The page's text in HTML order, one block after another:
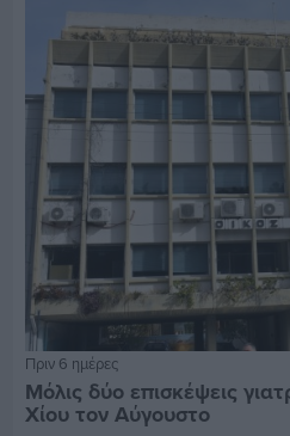
Πριν 6 ημέρες
Μόλις δύο επισκέψεις
Χίου τον Αύγουστο